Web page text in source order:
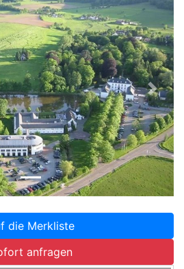
die Merkliste
anfragen